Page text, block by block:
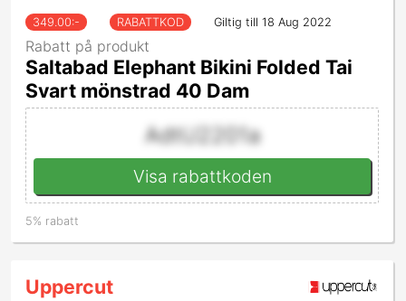
349.00:- RABATTKOD Giltig till 18 Aug 2022
Rabatt på produkt
Saltabad Elephant Bikini Folded Tai
Svart mönstrad 40 Dam
AdtU2201a
Visa rabattkoden
5% rabatt
Uppercut